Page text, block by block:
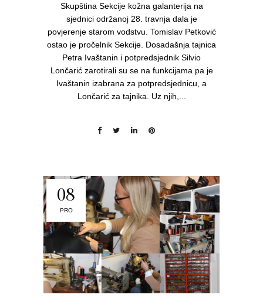
Skupština Sekcije kožna galanterija na
sjednici održanoj 28. travnja dala je
povjerenje starom vodstvu. Tomislav Petković
ostao je pročelnik Sekcije. Dosadašnja tajnica
Petra Ivaštanin i potpredsjednik Silvio
Lončarić zarotirali su se na funkcijama pa je
Ivaštanin izabrana za potpredsjednicu, a
Lončarić za tajnika. Uz njih,...
08
PRO